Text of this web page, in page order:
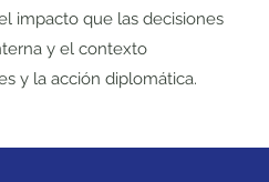
impacto que las decisiones
y el contexto
y la acción diplomática.